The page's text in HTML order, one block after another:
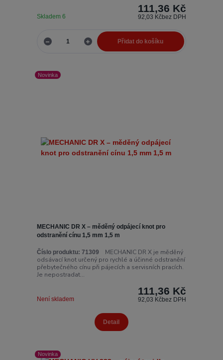
111,36 Kč
92,03 Kčbez DPH
Skladem 6
Přidat do košíku
Novinka
MECHANIC DR X – měděný odpájecí knot pro
odstranění cínu 1,5 mm 1,5 m
Číslo produktu: 71309
MECHANIC DR X je měděný
odsávací knot určený pro rychlé a účinné odstranění
přebytečného cínu při pájecích a servisních pracích.
Je nepostradat...
111,36 Kč
92,03 Kčbez DPH
Není skladem
Detail
Novinka